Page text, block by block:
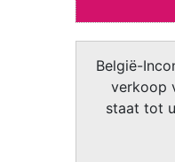
België-
verkoop
staat tot